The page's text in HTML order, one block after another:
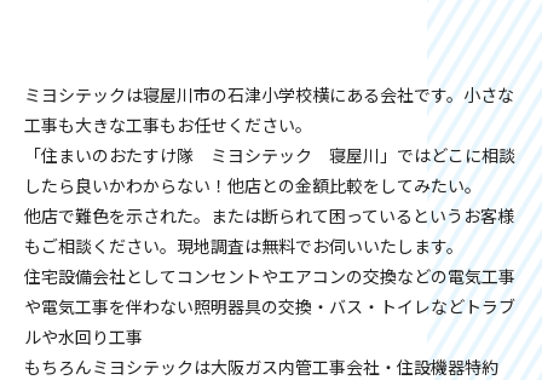
ミヨシテックは寝屋川市の石津小学校横にある会社です。小さな
工事も大きな工事もお任せください。
「住まいのおたすけ隊 ミヨシテック 寝屋川」ではどこに相談
したら良いかわからない！他店との金額比較をしてみたい。
他店で難色を示された。または断られて困っているというお客様
もご相談ください。現地調査は無料でお伺いいたします。
住宅設備会社としてコンセントやエアコンの交換などの電気工事
や電気工事を伴わない照明器具の交換・バス・トイレなどトラブ
ルや水回り工事
もちろんミヨシテックは大阪ガス内管工事会社・住設機器特約